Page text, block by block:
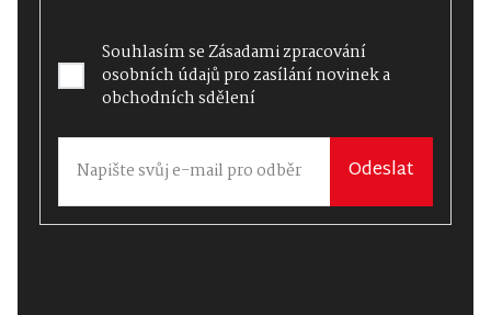
Souhlasím seZásadami zpracování
osobních údajůpro zasílání novinek a
obchodních sdělení
Odeslat